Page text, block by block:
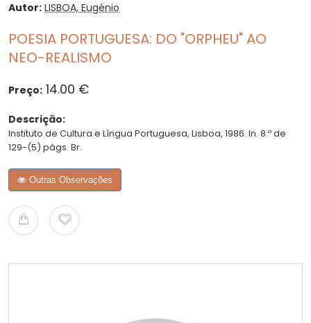
Autor: LISBOA, Eugénio
POESIA PORTUGUESA: DO "ORPHEU" AO
NEO-REALISMO
Preço: 14.00 €
Descrição:
Instituto de Cultura e Língua Portuguesa, Lisboa, 1986. In. 8.º de
129-(5) págs. Br.
Outras Observações